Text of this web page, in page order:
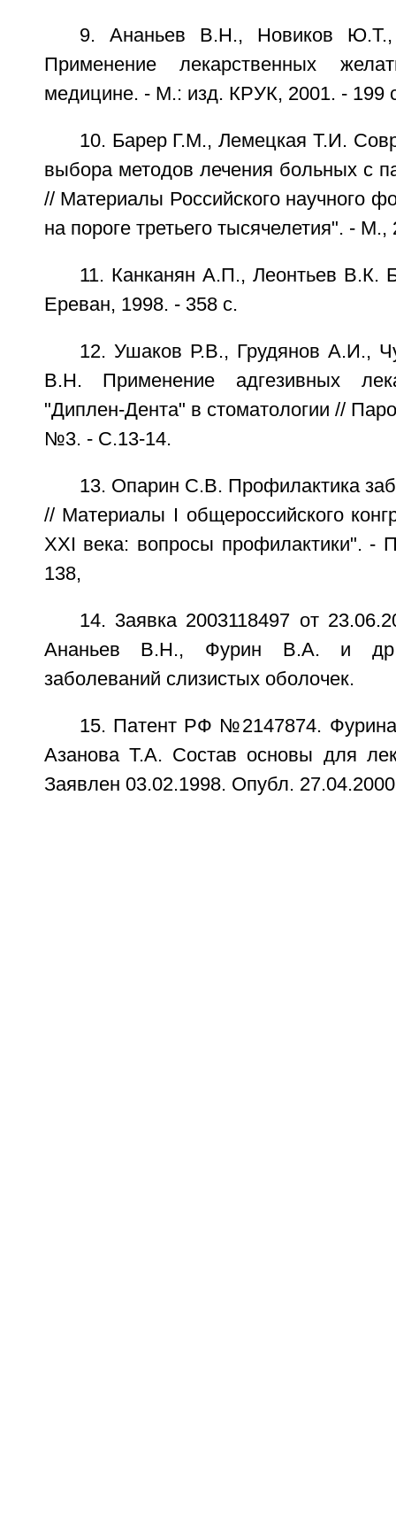
9. Ананьев В.Н., Новиков
Применение лекарственных
медицине. - М.: изд. КРУК, 2001. - 199
10. Барер Г.М., Лемецкая Т.И.
выбора методов лечения больных с
// Материалы Российского научного
на пороге третьего тысячелетия". -
11. Канканян А.П., Леонтьев В.К.
Ереван, 1998. - 358 с.
12. Ушаков Р.В., Грудянов А.И.,
В.Н. Применение адгезивных
"Диплен-Дента" в стоматологии //
№3. - С.13-14.
13. Опарин С.В. Профилактика
// Материалы I общероссийского
XXI века: вопросы профилактики". -
138,
14. 3аявка 2003118497 от
Ананьев В.Н., Фурин В.А. и др.
заболеваний слизистых оболочек.
15. Патент РФ №2147874.
Азанова Т.А. Состав основы для
Заявлен 03.02.1998. Опубл.